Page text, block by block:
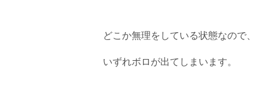
どこか無理をしている状態なので、
いずれボロが出てしまいます。